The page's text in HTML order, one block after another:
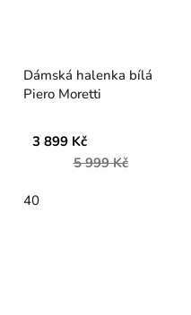
Dámská halenka bílá
Piero Moretti
3 899 Kč
5 999 Kč
40